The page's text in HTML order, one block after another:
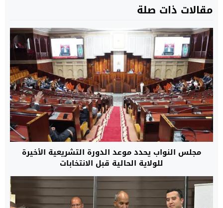
مقالات ذات صلة
مجلس النواب يحدد موعد الدورة التشريعية الأخيرة
للولاية الحالية قبل الانتخابات